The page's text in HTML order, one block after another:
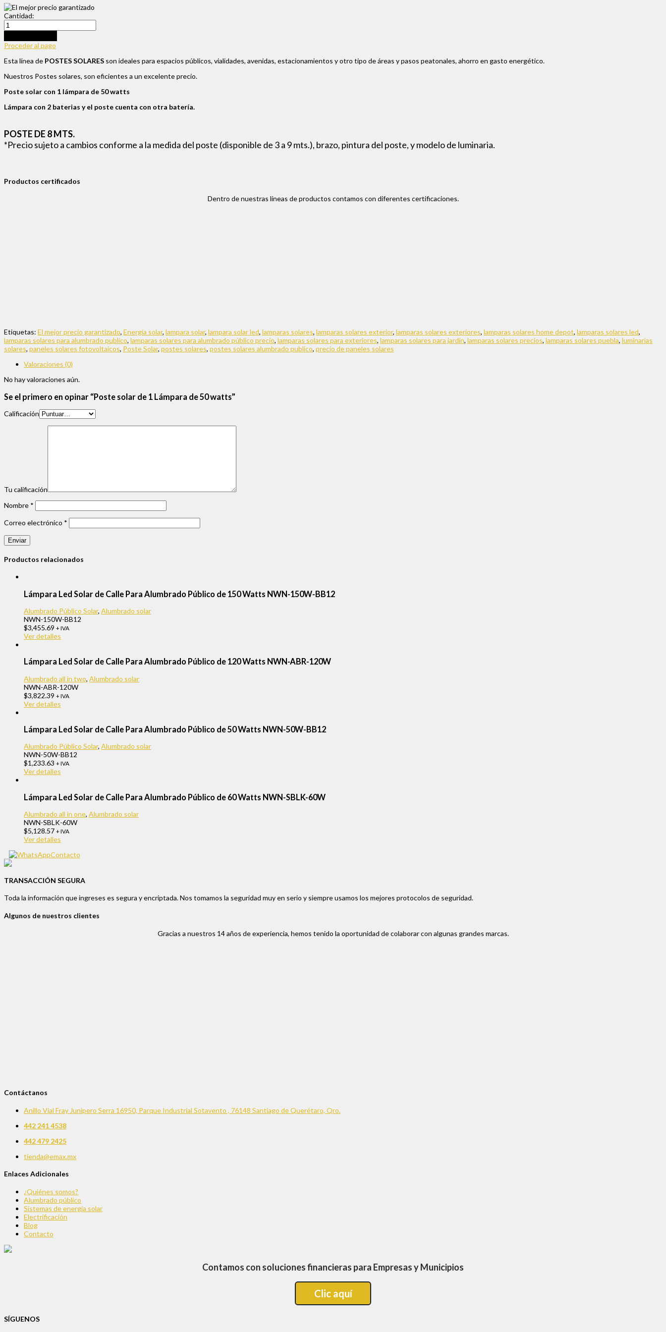
Cantidad:
Proceder al pago
Esta línea de POSTES SOLARES son ideales para espacios públicos, vialidades, avenidas, estacionamientos y otro tipo de áreas y pasos peatonales, ahorro en gasto energético.
Nuestros Postes solares, son eficientes a un excelente precio.
Poste solar con 1 lámpara de 50 watts
Lámpara con 2 baterias y el poste cuenta con otra batería.
POSTE DE 8 MTS.
*Precio sujeto a cambios conforme a la medida del poste (disponible de 3 a 9 mts.), brazo, pintura del poste, y modelo de luminaria.
Productos certificados
Dentro de nuestras líneas de productos contamos con diferentes certificaciones.
Etiquetas: El mejor precio garantizado, Energía solar, lampara solar, lampara solar led, lamparas solares, lamparas solares exterior, lamparas solares exteriores, lamparas solares home depot, lamparas solares led,
lamparas solares para alumbrado publico, lamparas solares para alumbrado público precio, lamparas solares para exteriores, lamparas solares para jardín, lamparas solares precios, lamparas solares puebla, luminarias
solares, paneles solares fotovoltaicos, Poste Solar, postes solares, postes solares alumbrado publico, precio de paneles solares
Valoraciones (0)
No hay valoraciones aún.
Se el primero en opinar “Poste solar de 1 Lámpara de 50 watts”
Calificación
Tu calificación
Nombre *
Correo electrónico *
Productos relacionados
Lámpara Led Solar de Calle Para Alumbrado Público de 150 Watts NWN-150W-BB12
Alumbrado Público Solar, Alumbrado solar
NWN-150W-BB12
$3,455.69 + IVA
Ver detalles
Lámpara Led Solar de Calle Para Alumbrado Público de 120 Watts NWN-ABR-120W
Alumbrado all in two, Alumbrado solar
NWN-ABR-120W
$3,822.39 + IVA
Ver detalles
Lámpara Led Solar de Calle Para Alumbrado Público de 50 Watts NWN-50W-BB12
Alumbrado Público Solar, Alumbrado solar
NWN-50W-BB12
$1,233.63 + IVA
Ver detalles
Lámpara Led Solar de Calle Para Alumbrado Público de 60 Watts NWN-SBLK-60W
Alumbrado all in one, Alumbrado solar
NWN-SBLK-60W
$5,128.57 + IVA
Ver detalles
Contacto
TRANSACCIÓN SEGURA
Toda la información que ingreses es segura y encriptada. Nos tomamos la seguridad muy en serio y siempre usamos los mejores protocolos de seguridad.
Algunos de nuestros clientes
Gracias a nuestros 14 años de experiencia, hemos tenido la oportunidad de colaborar con algunas grandes marcas.
Contáctanos
Anillo Vial Fray Junipero Serra 16950, Parque Industrial Sotavento , 76148 Santiago de Querétaro, Qro.
442 241 4538
442 479 2425
tienda@emax.mx
Enlaces Adicionales
¿Quiénes somos?
Alumbrado público
Sistemas de energía solar
Electrificación
Blog
Contacto
Contamos con soluciones financieras para Empresas y Municipios
Clic aquí
SÍGUENOS